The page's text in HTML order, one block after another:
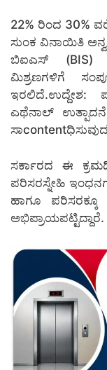
22% ರಿಂದ 30%
ಸುಂಕ ವಿನಾಯಿತಿ
ಬಿಐಎಸ್ (BIS)
ಮಿಶ್ರಣಗಳಿಗೆ
ಇರಲಿದೆ.ಉದ್ದೇಶ:
ಎಥೆನಾಲ್
ಸರ್ಕಾರದ ಈ
ಪರಿಸರಸ್ನೇಹಿ
ಹಾಗೂ
ಅಭಿಪ್ರಾಯಪಟ್ಟಿದ್ದಾರೆ.